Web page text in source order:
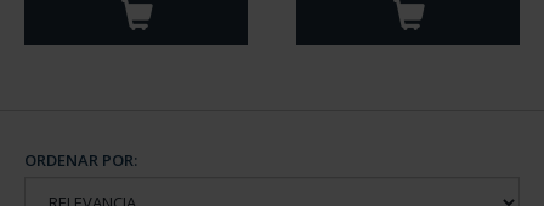
ORDENAR POR: